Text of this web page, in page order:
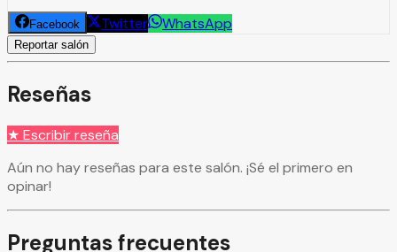
Facebook Twitter WhatsApp
Reportar salón
Reseñas
★ Escribir reseña
Aún no hay reseñas para este salón. ¡Sé el primero en
opinar!
Preguntas frecuentes